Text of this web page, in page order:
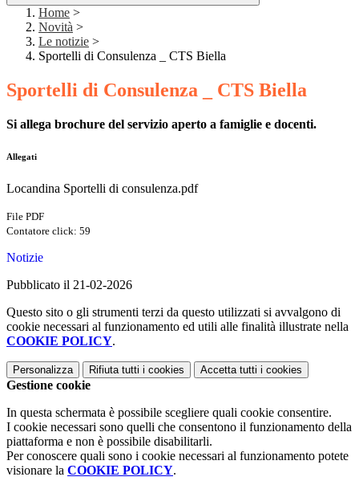
Home >
Novità >
Le notizie >
Sportelli di Consulenza _ CTS Biella
Sportelli di Consulenza _ CTS Biella
Si allega brochure del servizio aperto a famiglie e docenti.
Allegati
Locandina Sportelli di consulenza.pdf
File PDF
Contatore click: 59
Notizie
Pubblicato il 21-02-2026
Questo sito o gli strumenti terzi da questo utilizzati si avvalgono di
cookie necessari al funzionamento ed utili alle finalità illustrate nella
COOKIE POLICY.
Personalizza Rifiuta tutti i cookies Accetta tutti i cookies
Gestione cookie
In questa schermata è possibile scegliere quali cookie consentire.
I cookie necessari sono quelli che consentono il funzionamento della
piattaforma e non è possibile disabilitarli.
Per conoscere quali sono i cookie necessari al funzionamento potete
visionare la COOKIE POLICY.